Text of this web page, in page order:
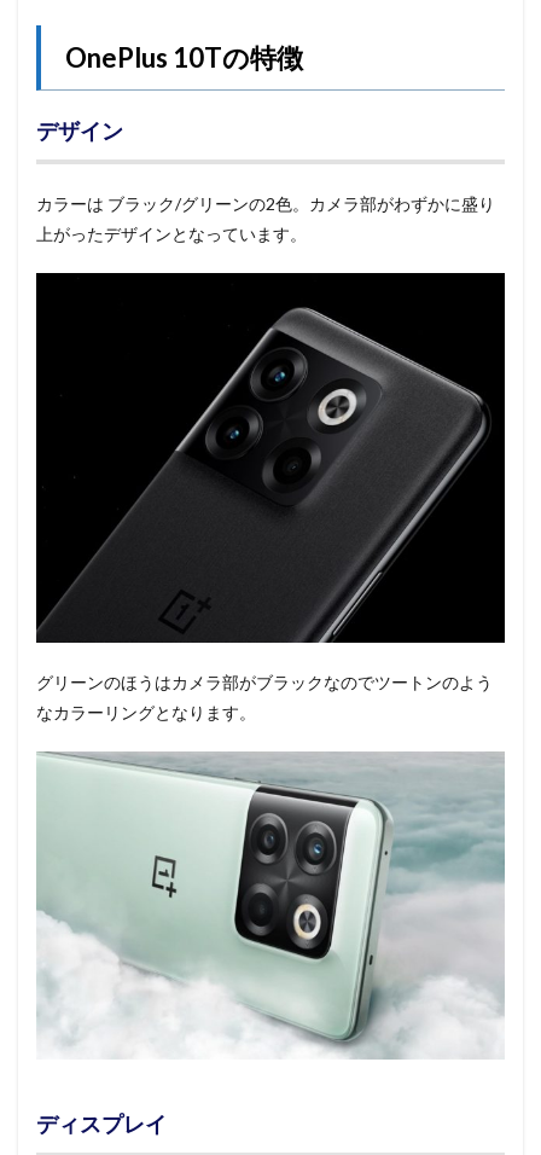
OnePlus 10Tの特徴
デザイン
カラーは ブラック/グリーンの2色。カメラ部がわずかに盛り
上がったデザインとなっています。
グリーンのほうはカメラ部がブラックなのでツートンのよう
なカラーリングとなります。
ディスプレイ